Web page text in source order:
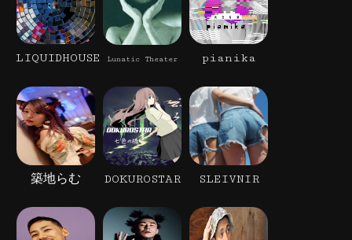
LIQUIDHOUSE Lunatic Theater pianika
築地らむ DOKUROSTAR SLEIVNIR